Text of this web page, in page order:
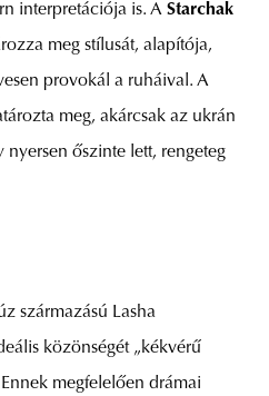
interpretációja is. A Starchak
meg stílusát, alapítója,
provokál a ruháival. A
meg, akárcsak az ukrán
őszinte lett, rengeteg
származású Lasha
közönségét „kékvérű
megfelelően drámai